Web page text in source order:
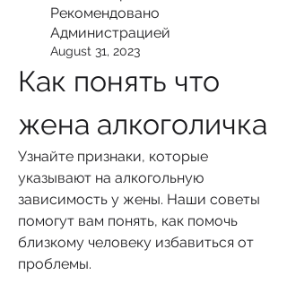
Рекомендовано
Администрацией
August 31, 2023
Как понять что
жена алкоголичка
Узнайте признаки, которые
указывают на алкогольную
зависимость у жены. Наши советы
помогут вам понять, как помочь
близкому человеку избавиться от
проблемы.